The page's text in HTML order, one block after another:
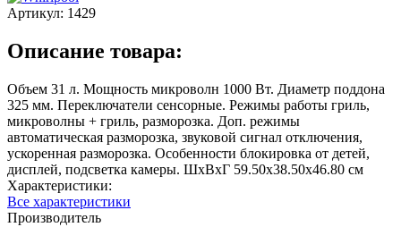
Артикул: 1429
Описание товара:
Объем 31 л. Мощность микроволн 1000 Вт. Диаметр поддона
325 мм. Переключатели сенсорные. Режимы работы гриль,
микроволны + гриль, разморозка. Доп. режимы
автоматическая разморозка, звуковой сигнал отключения,
ускоренная разморозка. Особенности блокировка от детей,
дисплей, подсветка камеры. ШхВхГ 59.50х38.50х46.80 см
Характеристики:
Все характеристики
Производитель